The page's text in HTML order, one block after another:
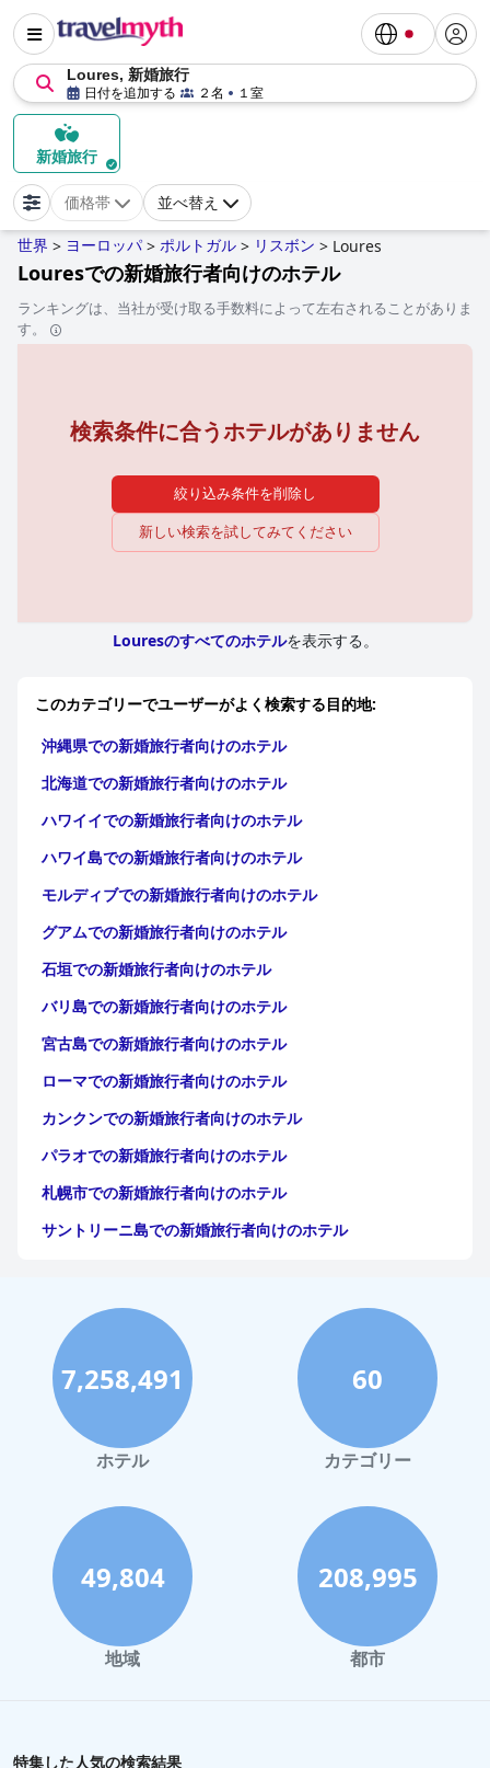
Loures, 新婚旅行
日付を追加する ２名 １室
新婚旅行
価格帯 並べ替え
世界 > ヨーロッパ > ポルトガル > リスボン > Loures
Louresでの新婚旅行者向けのホテル
ランキングは、当社が受け取る手数料によって左右されることがありま
す。
検索条件に合うホテルがありません
絞り込み条件を削除し
新しい検索を試してみてください
Louresのすべてのホテルを表示する。
このカテゴリーでユーザーがよく検索する目的地:
沖縄県での新婚旅行者向けのホテル
北海道での新婚旅行者向けのホテル
ハワイイでの新婚旅行者向けのホテル
ハワイ島での新婚旅行者向けのホテル
モルディブでの新婚旅行者向けのホテル
グアムでの新婚旅行者向けのホテル
石垣での新婚旅行者向けのホテル
バリ島での新婚旅行者向けのホテル
宮古島での新婚旅行者向けのホテル
ローマでの新婚旅行者向けのホテル
カンクンでの新婚旅行者向けのホテル
パラオでの新婚旅行者向けのホテル
札幌市での新婚旅行者向けのホテル
サントリーニ島での新婚旅行者向けのホテル
京都市での新婚旅行者向けのホテル
ヨーロッパでの新婚旅行者向けのホテル
オーストラリアでの新婚旅行者向けのホテル
ニューカレドニアでの新婚旅行者向けのホテル
那覇市での新婚旅行者向けのホテル
屋久島での新婚旅行者向けのホテル
7,258,491
ホテル
60
カテゴリー
49,804
地域
208,995
都市
特集した人気の検索結果